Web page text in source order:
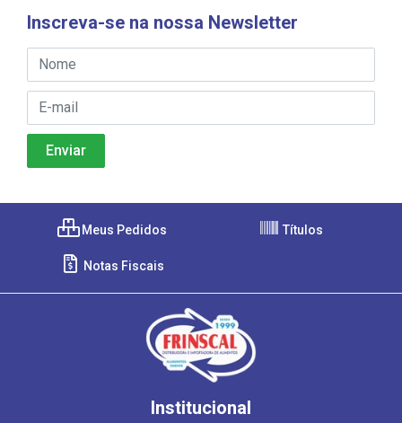
Inscreva-se na nossa Newsletter
Meus Pedidos Títulos
Notas Fiscais
Institucional